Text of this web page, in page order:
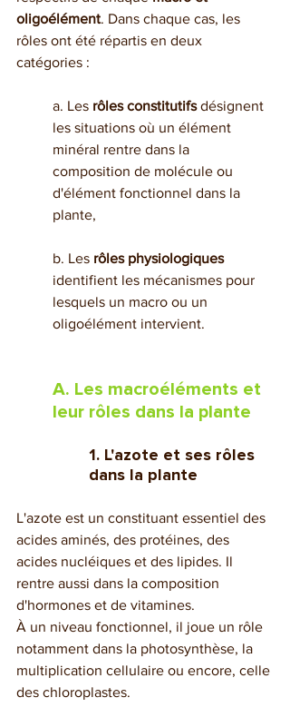
oligoélément. Dans chaque cas, les
rôles ont été répartis en deux
catégories :
a. Les rôles constitutifs désignent
les situations où un élément
minéral rentre dans la
composition de molécule ou
d'élément fonctionnel dans la
plante,
b. Les rôles physiologiques
identifient les mécanismes pour
lesquels un macro ou un
oligoélément intervient.
A. Les macroéléments et
leur rôles dans la plante
1. L'azote et ses rôles
dans la plante
L'azote est un constituant essentiel des
acides aminés, des protéines, des
acides nucléiques et des lipides. Il
rentre aussi dans la composition
d'hormones et de vitamines.
À un niveau fonctionnel, il joue un rôle
notamment dans la photosynthèse, la
multiplication cellulaire ou encore, celle
des chloroplastes.